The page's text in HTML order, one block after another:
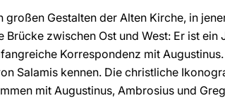
Gestalten der Alten Kirche, in
zwischen Ost und West: Er ist ein
Korrespondenz mit
Salamis kennen. Die christliche
mit Augustinus, Ambrosius und